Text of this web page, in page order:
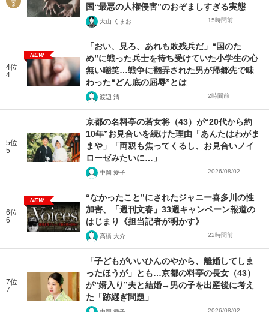
国“最悪の人権侵害”のおぞましすぎる実態
大山 くまお 15時間前
4位
4
NEW
「おい、見ろ、あれも敗残兵だ」“国のた
め”に戦った兵士を待ち受けていた小学生の心
無い嘲笑…戦争に翻弄された男が帰郷先で味
わった“どん底の屈辱”とは
渡辺 清 2時間前
5位
5
京都の名料亭の若女将（43）が“20代から約
10年”お見合いを続けた理由「あんたはわがま
まや」「両親も焦ってくるし、お見合いノイ
ローゼみたいに…」
中岡 愛子 2026/08/02
6位
6
NEW
“なかったこと”にされたジャニー喜多川の性
加害、「週刊文春」33週キャンペーン報道の
はじまり《担当記者が明かす》
髙橋 大介 22時間前
7位
7
「子どもがいいひんのやから、離婚してしま
ったほうが」とも…京都の料亭の長女（43）
が“婿入り”夫と結婚→男の子を出産後に考え
た「跡継ぎ問題」
2026/08/02